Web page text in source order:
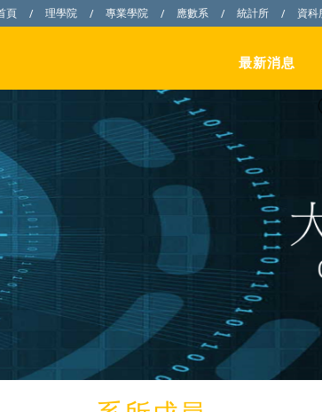
頁 / 理學院 / 專業學院 / 應數系 / 統計所 / 資科
最新消息